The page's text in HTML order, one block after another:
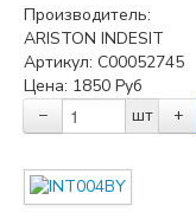
Производитель:
ARISTON INDESIT
Артикул: C00052745
Цена: 1850 Руб
−
шт +